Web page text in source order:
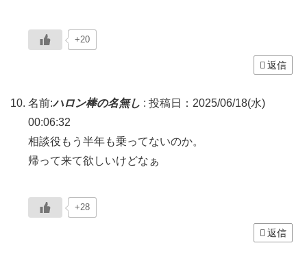
+20
返信
名前:ハロン棒の名無し : 投稿日：2025/06/18(水)
00:06:32
相談役もう半年も乗ってないのか。
帰って来て欲しいけどなぁ
+28
返信